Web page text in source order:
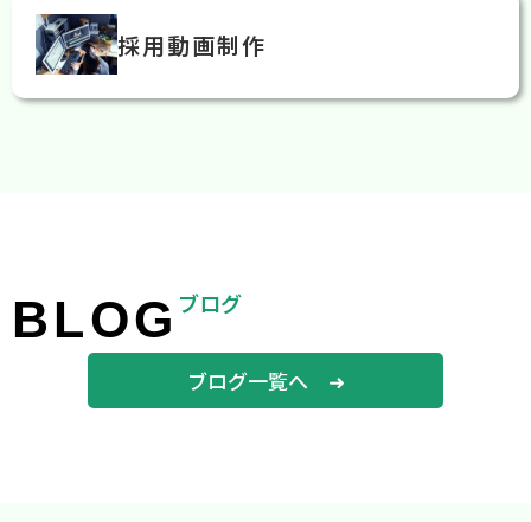
採用動画制作
BLOG ブログ
ブログ一覧へ ➜